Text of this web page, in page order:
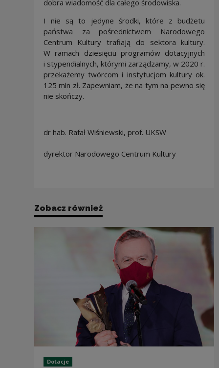
dobra wiadomość dla całego środowiska.
I nie są to jedyne środki, które z budżetu
państwa za pośrednictwem Narodowego
Centrum Kultury trafiają do sektora kultury.
W ramach dziesięciu programów dotacyjnych
i stypendialnych, którymi zarządzamy, w 2020 r.
przekażemy twórcom i instytucjom kultury ok.
125 mln zł. Zapewniam, że na tym na pewno się
nie skończy.
dr hab. Rafał Wiśniewski, prof. UKSW
dyrektor Narodowego Centrum Kultury
Zobacz również
Dotacje